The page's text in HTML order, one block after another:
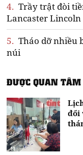
4. Trầy trật đòi
Lancaster Lincoln
5. Tháo dỡ nhiều
núi
ĐƯỢC QUAN TÂM
đổi